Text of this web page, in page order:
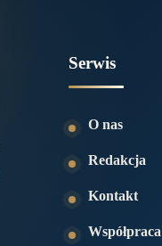
Serwis
O nas
Redakcja
Kontakt
Współpraca